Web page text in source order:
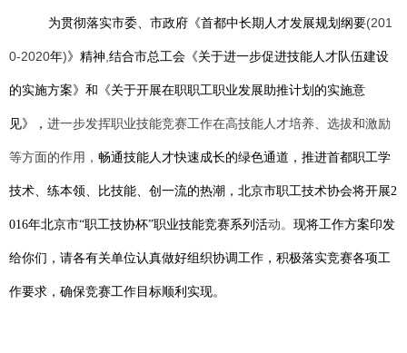
为贯彻落实市委、市政府《首都中长期人才发展规划纲要(201
0-2020年)》精神,结合市总工会《关于进一步促进技能人才队伍建设
的实施方案》和《关于开展在职职工职业发展助推计划的实施意
见》， 进一步发挥职业技能竞赛工作在高技能人才培养、选拔和激励
等方面的作用， 畅通技能人才快速成长的绿色通道，推进首都职工学
技术、练本领、比技能、创一流的热潮， 北京市职工技术协会将开展2
016年北京市“职工技协杯”职业技能竞赛系列活动。 现将工作方案印发
给你们，请各有关单位认真做好组织协调工作，积极落实竞赛各项工
作要求，确保竞赛工作目标顺利实现。